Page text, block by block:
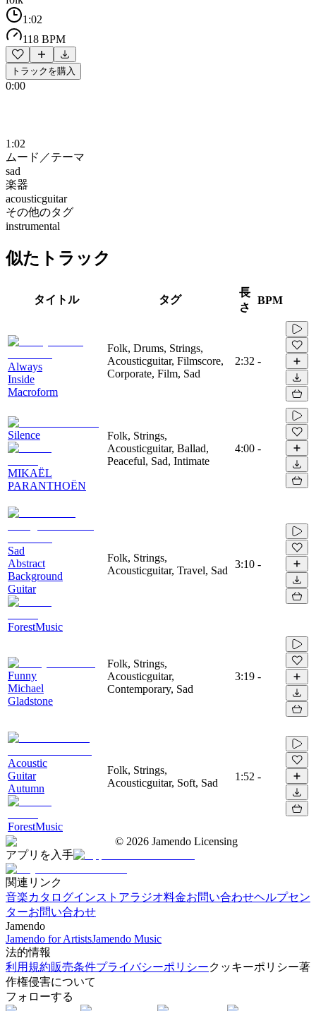
1:02
118 BPM
トラックを購入
0:00
1:02
ムード／テーマ
sad
楽器
acousticguitar
その他のタグ
instrumental
似たトラック
タイトル タグ
長
さ
BPM
Always
Inside
Macroform
Folk, Drums, Strings,
Acousticguitar, Filmscore,
Corporate, Film, Sad
2:32 -
Silence
MIKAËL
PARANTHOËN
Folk, Strings,
Acousticguitar, Ballad,
Peaceful, Sad, Intimate
4:00 -
Sad
Abstract
Background
Guitar
ForestMusic
Folk, Strings,
Acousticguitar, Travel, Sad
3:10 -
Funny
Michael
Gladstone
Folk, Strings,
Acousticguitar,
Contemporary, Sad
3:19 -
Acoustic
Guitar
Autumn
ForestMusic
Folk, Strings,
Acousticguitar, Soft, Sad
1:52 -
© 2026 Jamendo Licensing
アプリを入手
関連リンク
音楽カタログインストアラジオ料金お問い合わせヘルプセン
ターお問い合わせ
Jamendo
Jamendo for ArtistsJamendo Music
法的情報
利用規約販売条件プライバシーポリシークッキーポリシー著
作権侵害について
フォローする